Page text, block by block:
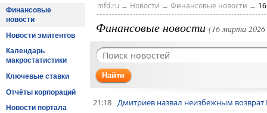
Финансовые
новости
Новости эмитентов
Календарь
макростатистики
Ключевые ставки
Отчёты корпораций
Новости портала
mfd.ru→ Новости → Финансовые новости →
Финансовые новости (16 марта 2026
Найти
21:18 Дмитриев назвал неизбежным возврат